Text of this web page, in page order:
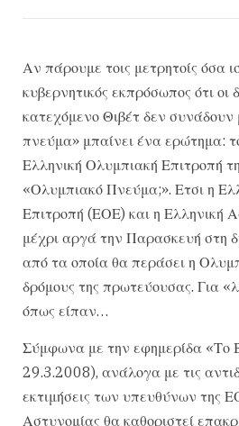
Αν πάρουμε τοις μετρητοίς όσα
κυβερνητικός εκπρόσωπος ότι οι
κατεχόμενο Θιβέτ δεν
πνεύμα» μπαίνει ένα ερώτημα:
Ελληνική Ολυμπιακή Επιτροπή
«Ολυμπιακό Πνεύμα;». Ετσι η
Επιτροπή (ΕΟΕ) και η Ελληνική
μέχρι αργά την Παρασκευή στη
από τα οποία θα περάσει η
δρόμους της πρωτεύουσας. Για
όπως είπαν…
Σύμφωνα με την εφημερίδα «Το
29.3.2008), ανάλογα με τις
εκτιμήσεις των υπευθύνων της
Αστυνομίας θα καθοριστεί